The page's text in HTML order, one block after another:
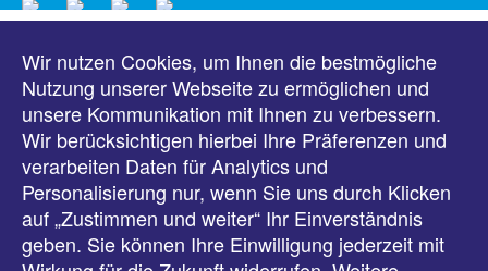
Meldungen
Veranstaltungen
Downloads
Presse
Wir nutzen Cookies, um Ihnen die bestmögliche
Nutzung unserer Webseite zu ermöglichen und
unsere Kommunikation mit Ihnen zu verbessern.
Wir berücksichtigen hierbei Ihre Präferenzen und
verarbeiten Daten für Analytics und
Personalisierung nur, wenn Sie uns durch Klicken
auf „Zustimmen und weiter“ Ihr Einverständnis
geben. Sie können Ihre Einwilligung jederzeit mit